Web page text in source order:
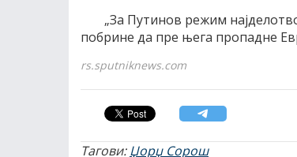
„За Путинов режим
побрине да пре њега пропадне
rs.sputniknews.com
Тагови:Џорџ Сорош